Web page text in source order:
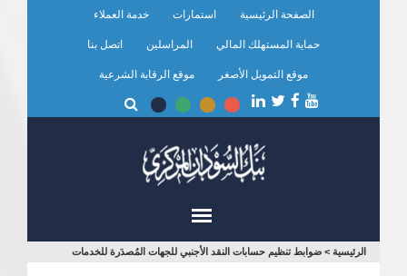
الصفحة الرئيسية استمارات خدمة العملاء
حماية المستهلك المالي المراسلين اتصل بنا
موقع التمويل الأصغر موقع الرقابة الشرعية
أنت
الرئيسية > ضوابط تنظيم حسابات النقد الأجنبي للجهات المُصدَرة للخدمات